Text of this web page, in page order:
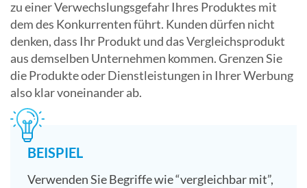
zu einer Verwechslungsgefahr Ihres Produktes mit
dem des Konkurrenten führt. Kunden dürfen nicht
denken, dass Ihr Produkt und das Vergleichsprodukt
aus demselben Unternehmen kommen. Grenzen Sie
die Produkte oder Dienstleistungen in Ihrer Werbung
also klar voneinander ab.
BEISPIEL
Verwenden Sie Begriffe wie “vergleichbar mit”,